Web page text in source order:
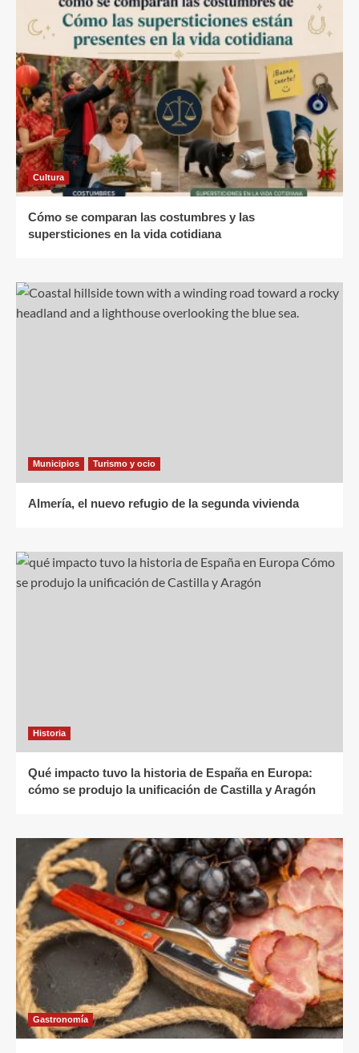
Cultura
Cómo se comparan las costumbres y las
supersticiones en la vida cotidiana
Municipios Turismo y ocio
Almería, el nuevo refugio de la segunda vivienda
Historia
Qué impacto tuvo la historia de España en Europa:
cómo se produjo la unificación de Castilla y Aragón
Gastronomía